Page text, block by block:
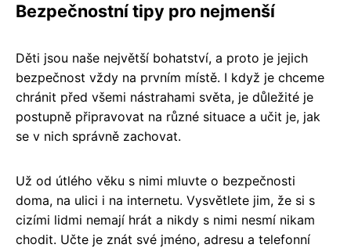
Bezpečnostní tipy pro nejmenší
Děti jsou naše největší bohatství, a proto je jejich
bezpečnost vždy na prvním místě. I když je chceme
chránit před všemi nástrahami světa, je důležité je
postupně připravovat na různé situace a učit je, jak
se v nich správně zachovat.
Už od útlého věku s nimi mluvte o bezpečnosti
doma, na ulici i na internetu. Vysvětlete jim, že si s
cizími lidmi nemají hrát a nikdy s nimi nesmí nikam
chodit. Učte je znát své jméno, adresu a telefonní